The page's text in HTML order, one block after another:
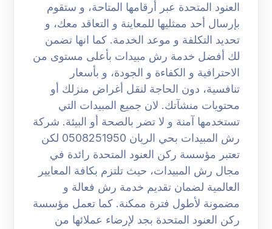
العنود المتحدة عبر أرقامها المتاحة، و ستقوم
بإرسال أحد ممثليها للمعاينة و التعاقد معك، و
تحديد التكلفة و موعد الخدمة. كما انها تضمن
لك أفضل خدمة رش مبيدات بأعلى مستوى من
الاحترافية و الكفاءة و الجودة، و بأسعار
تنافسية، دون الحاجة لنقل أغراض منزلك أو
محتويات منشآتك. لان جميع المبيدات التي
تستخدمها آمنة و لا تضر بالصحة أو البيئة. شركة
رش المبيدات بحي الريان 0508251950 لكن
تعتبر مؤسسة ركن العنود المتحدة رائدة في
مجال رش المبيدات، حيث تلتزم بكافة المعايير
العالمية لضمان تقديم خدمة رش فعالة و
مضمونة لأطول فترة ممكنة. كما تعمل مؤسسة
ركن العنود المتحدة بجد لإرضاء عملائها من